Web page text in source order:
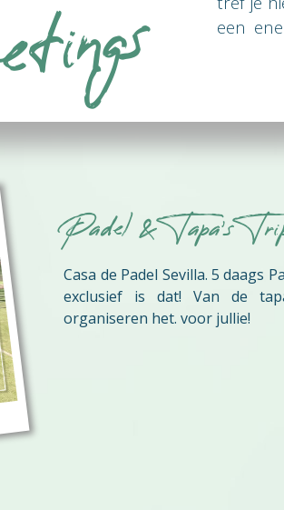
een
Padel & Tapa's
Casa de Padel Sevilla. 5 daags
exclusief is dat! Van de
organiseren het. voor jullie!